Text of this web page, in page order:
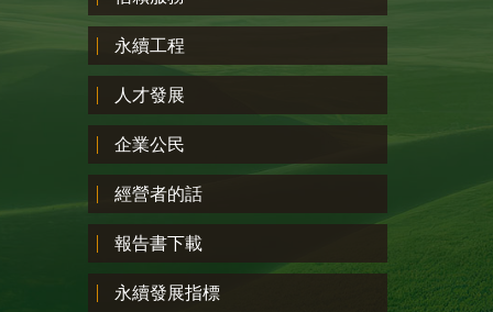
永續工程
人才發展
企業公民
經營者的話
報告書下載
永續發展指標